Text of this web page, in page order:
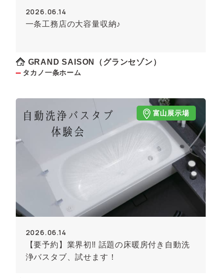
2026.06.14
一条工務店の大容量収納♪
GRAND SAISON（グランセゾン）
タカノ一条ホーム
富山展示場
2026.06.14
【要予約】業界初‼ 話題の床暖房付き自動洗
浄バスタブ、試せます！